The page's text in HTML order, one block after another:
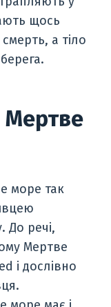
щось
а тіло
море так
До речі,
Мертве
і дослівно